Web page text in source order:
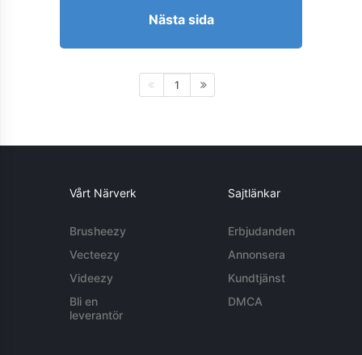
Nästa sida
1
Vårt Närverk
Brusheezy
Vecteezy
Videezy
Bli en
leverantör
Sajtlänkar
Erbjudanden
Annonsera
Kundtjänst
DMCA